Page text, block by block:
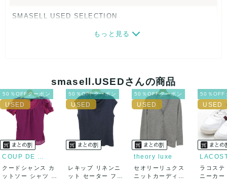
SMASELL USED SELECTION
画像ダウンロードなので、転売にも最適♪
ネコポスの場合は日時指定ができませんので、ご了承下さい
ませ。
USED品に関しましては、見る方によって状態の価値観が異な
りますので、トラブルを避けるため、神経質な方や完璧な商
品を求められる方は御購入をお控えください。
もっと見る
smasell.USEDさんの商品
50％OFFクーポン
COUP DE CHANCE
クードシャンス カ
ットソー シャツ 半
50％OFFクーポン
レキップ リネンニ
ット セーター フレ
50％OFFクーポン
theory luxe
セオリーリュクス
ニットカーディガ
50％OFF
ラコステ
ニーカ